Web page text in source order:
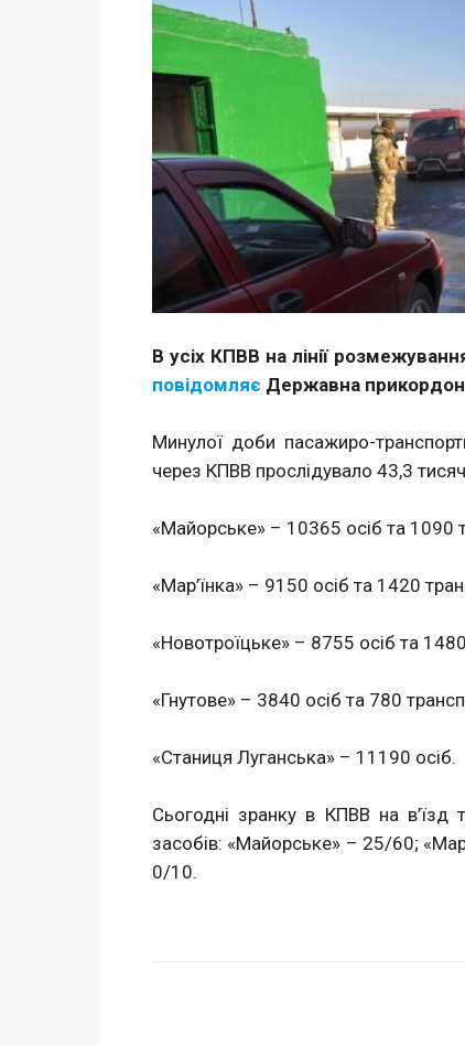
В усіх КПВВ на лінії
повідомляє Державна
Минулої доби пасажиро-
через КПВВ прослідувало 43,3
«Майорське» – 10365 осіб та 1090
«Мар’їнка» – 9150 осіб та 1420
«Новотроїцьке» – 8755 осіб та
«Гнутове» – 3840 осіб та 780
«Станиця Луганська» – 11190 осіб.
Сьогодні зранку в КПВВ на в’їзд
засобів: «Майорське» – 25/60;
0/10.